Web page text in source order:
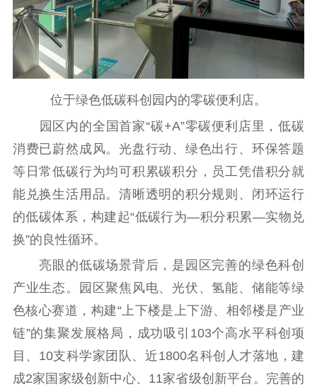
机关党建
党建要闻 学习在线
文化人才
紫金人才 职称评审
数据资源
公共服务
新时代公民素养
提升资源库
新闻出版
政务服务
作品著作权
登记服务
科研创新
服务管理平台
管理平台
服务管理
文化产业
数字出版
新闻发布工作备
服务
共建共享平台
习平台
责任编辑注册
业务申报系统
位于绿色低碳科创园内的零碳便利店。
园区内的全国首家“碳+A”零碳便利店里，低碳
消费已蔚然成风。光盘行动、绿色出行、环保答题
等日常低碳行为均可积累碳积分，员工凭借积分就
能兑换生活用品。清晰透明的积分规则、闭环运行
的低碳体系，构建起“低碳行为—积分积累—实物兑
换”的良性循环。
亮眼的低碳场景背后，是园区完善的绿色科创
产业生态。园区聚焦风电、光伏、氢能、储能等绿
色核心赛道，构建“上下楼是上下游、相邻楼是产业
链”的集聚发展格局，成功吸引103个高水平科创项
目、10支科学家团队、近1800名科创人才落地，建
成2家国家级创新中心、11家省级创新平台。完善的